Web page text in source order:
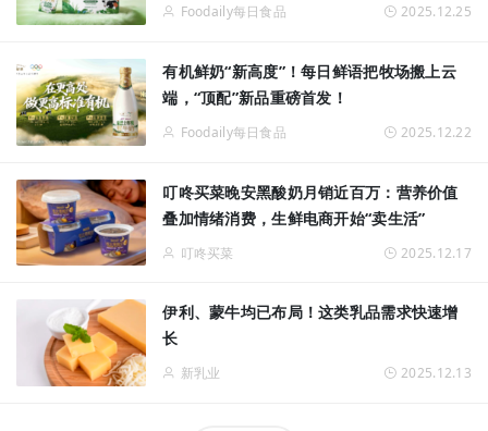
Foodaily每日食品 2025.12.25
有机鲜奶“新高度”！每日鲜语把牧场搬上云
端，“顶配”新品重磅首发！
Foodaily每日食品 2025.12.22
叮咚买菜晚安黑酸奶月销近百万：营养价值
叠加情绪消费，生鲜电商开始“卖生活”
叮咚买菜 2025.12.17
伊利、蒙牛均已布局！这类乳品需求快速增
长
新乳业 2025.12.13